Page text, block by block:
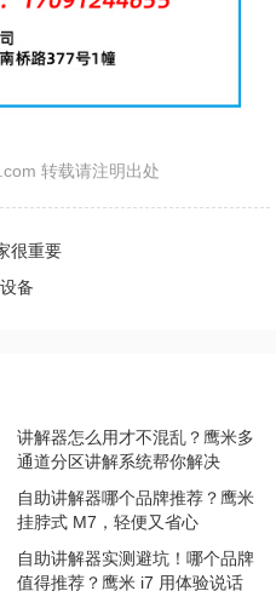
转载请注明出处
很重要
备
讲解器怎么用才不混乱？鹰米多
通道分区讲解系统帮你解决
自助讲解器哪个品牌推荐？鹰米
挂脖式 M7，轻便又省心
自助讲解器实测避坑！哪个品牌
值得推荐？鹰米 i7 用体验说话